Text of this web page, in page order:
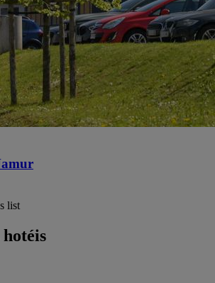
list